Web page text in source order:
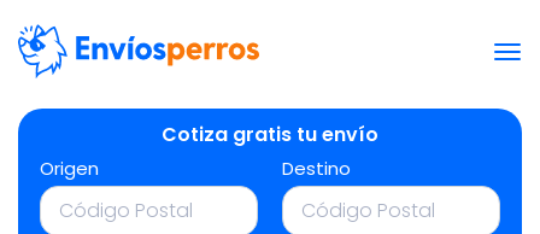
Cotiza gratis tu envío
Origen Destino